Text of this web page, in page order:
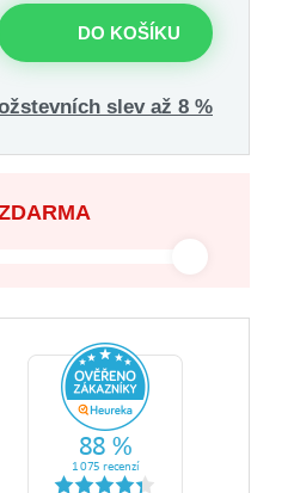
DO KOŠÍKU
slev až 8 %